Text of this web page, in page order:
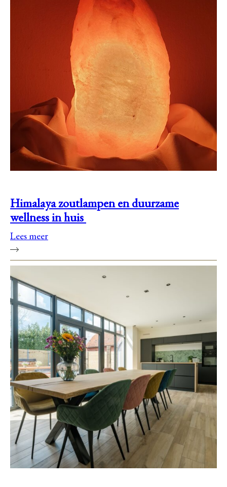
Himalaya zoutlampen en duurzame
wellness in huis
Lees meer